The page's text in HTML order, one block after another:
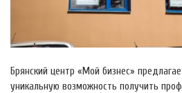
Брянский центр «Мой бизнес»
уникальную возможность получить